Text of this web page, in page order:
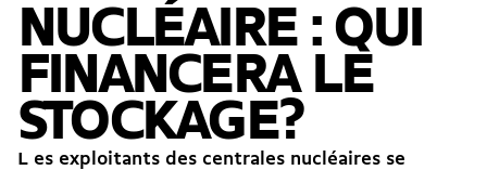
NUCLÉAIRE : QUI
FINANCERA LE
STOCKAGE?
L es exploitants des centrales nucléaires se